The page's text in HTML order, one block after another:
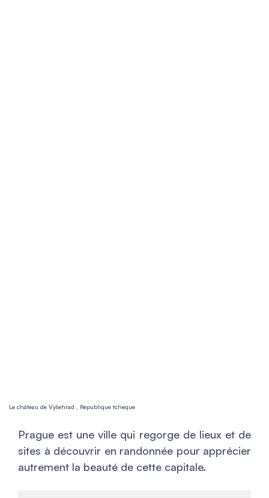
Le château de Vyšehrad , République tchèque
Prague est une ville qui regorge de lieux et de
sites à découvrir en randonnée pour apprécier
autrement la beauté de cette capitale.